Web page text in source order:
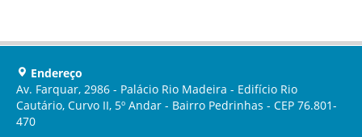
Endereço
Av. Farquar, 2986 - Palácio Rio Madeira - Edifício Rio
Cautário, Curvo II, 5º Andar - Bairro Pedrinhas - CEP 76.801-
470